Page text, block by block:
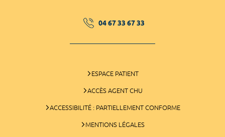
04 67 33 67 33
ESPACE PATIENT
ACCÈS AGENT CHU
ACCESSIBILITÉ : PARTIELLEMENT CONFORME
MENTIONS LÉGALES